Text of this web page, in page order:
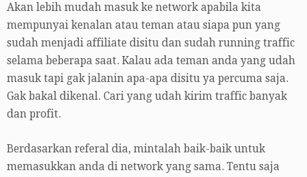
Akan lebih mudah masuk ke network apabila kita
mempunyai kenalan atau teman atau siapa pun yang
sudah menjadi affiliate disitu dan sudah running traffic
selama beberapa saat. Kalau ada teman anda yang udah
masuk tapi gak jalanin apa-apa disitu ya percuma saja.
Gak bakal dikenal. Cari yang udah kirim traffic banyak
dan profit.
Berdasarkan referal dia, mintalah baik-baik untuk
memasukkan anda di network yang sama. Tentu saja